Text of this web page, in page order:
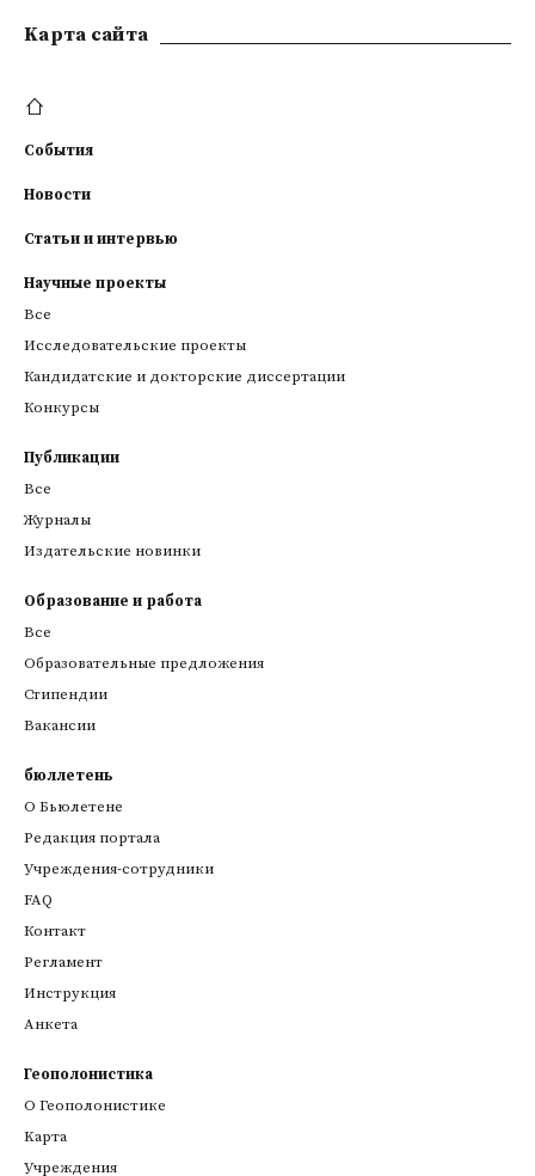
Kарта сайта
События
Новости
Статьи и интервью
Научные проекты
Все
Исследовательские проекты
Кандидатские и докторские диссертации
Конкурсы
Публикации
Все
Журналы
Издательские новинки
Образование и работа
Все
Образовательные предложения
Стипендии
Вакансии
бюллетень
О Бьюлетене
Редакция портала
Учреждения-сотрудники
FAQ
Контакт
Регламент
Инструкция
Анкета
Геополонистика
О Геополонистике
Kарта
Учреждения